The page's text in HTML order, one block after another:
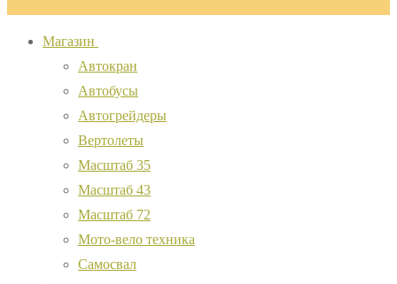
Магазин
Автокран
Автобусы
Автогрейдеры
Вертолеты
Масштаб 35
Масштаб 43
Масштаб 72
Мото-вело техника
Самосвал